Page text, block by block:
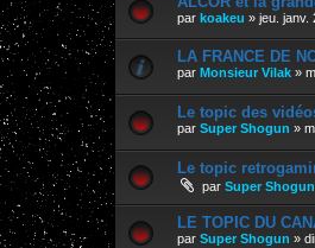
par koakeu » jeu. janv.
LA FRANCE DE
par Monsieur Vilak »
Le topic des
par Super Shogun »
Le topic
par Super Shogun
LE TOPIC DU
par Super Shogun »